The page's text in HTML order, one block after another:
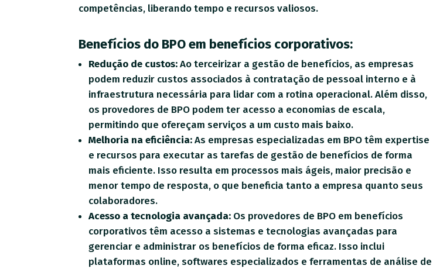
competências, liberando tempo e recursos valiosos.
Benefícios do BPO em benefícios corporativos:
Redução de custos:Ao terceirizar a gestão de benefícios, as empresas
podem reduzir custos associados à contratação de pessoal interno e à
infraestrutura necessária para lidar com a rotina operacional. Além disso,
os provedores de BPO podem ter acesso a economias de escala,
permitindo que ofereçam serviços a um custo mais baixo.
Melhoria na eficiência:As empresas especializadas em BPO têm expertise
e recursos para executar as tarefas de gestão de benefícios de forma
mais eficiente. Isso resulta em processos mais ágeis, maior precisão e
menor tempo de resposta, o que beneficia tanto a empresa quanto seus
colaboradores.
Acesso a tecnologia avançada: Os provedores de BPO em benefícios
corporativos têm acesso a sistemas e tecnologias avançadas para
gerenciar e administrar os benefícios de forma eficaz. Isso inclui
plataformas online, softwares especializados e ferramentas de análise de